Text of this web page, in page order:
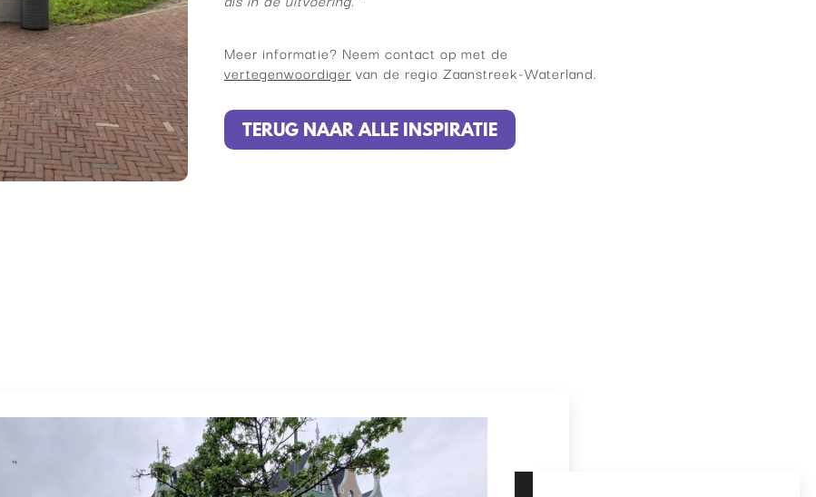
Meer informatie? Neem contact op met de
vertegenwoordiger van de regio Zaanstreek-Waterland.
TERUG NAAR ALLE INSPIRATIE